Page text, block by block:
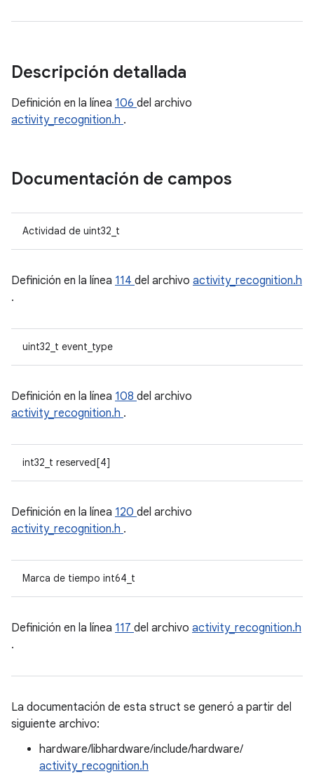
Descripción detallada
Definición en la línea 106 del archivo
activity_recognition.h .
Documentación de campos
Actividad de uint32_t
Definición en la línea 114 del archivo activity_recognition.h
.
uint32_t event_type
Definición en la línea 108 del archivo
activity_recognition.h .
int32_t reserved[4]
Definición en la línea 120 del archivo
activity_recognition.h .
Marca de tiempo int64_t
Definición en la línea 117 del archivo activity_recognition.h
.
La documentación de esta struct se generó a partir del
siguiente archivo:
hardware/libhardware/include/hardware/
activity_recognition.h